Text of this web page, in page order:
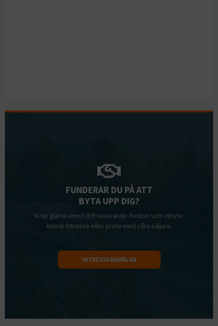
FUNDERAR DU PÅ ATT
BYTA UPP DIG?
Vi tar gärna emot ditt nuvarande fordon som inbyte.
Anmäl intresse eller prata med våra säljare.
INTRESSEANMÄLAN